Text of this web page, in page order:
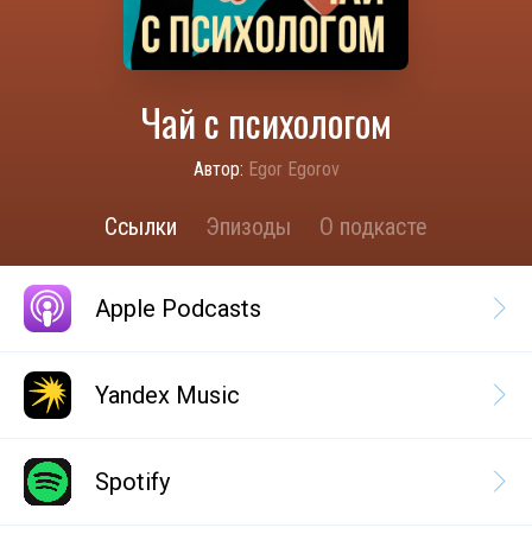
Чай с психологом
Автор: Egor Egorov
Ссылки Эпизоды О подкасте
Apple Podcasts
Yandex Music
Spotify